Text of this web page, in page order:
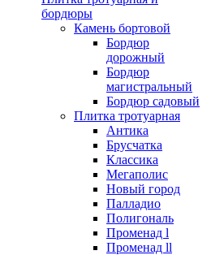
бордюры
Камень бортовой
Бордюр
дорожный
Бордюр
магистральный
Бордюр садовый
Плитка тротуарная
Антика
Брусчатка
Классика
Мегаполис
Новый город
Палладио
Полигональ
Променад l
Променад ll